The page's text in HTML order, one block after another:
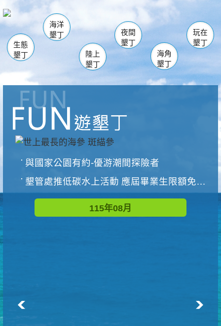
南仁湖
海生館
恆春 佳樂水
龍鑾潭自然中心 森林遊樂區
瓊麻館
關山 墾管處遊客中心
社頂公園 風吹沙
船帆石
白砂 龍磐公園
香蕉灣
砂島
鵝鑾鼻
生態
墾丁
海洋
墾丁
陸上
墾丁
夜間
墾丁
海角
墾丁
玩在
墾丁
與國家公園有約-優游潮間探險者
墾管處推低碳水上活動 應屆畢業生限額免費參加
115年08月